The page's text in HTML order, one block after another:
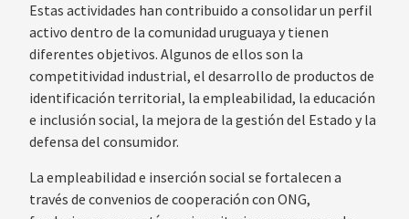
Estas actividades han contribuido a consolidar un perfil
activo dentro de la comunidad uruguaya y tienen
diferentes objetivos. Algunos de ellos son la
competitividad industrial, el desarrollo de productos de
identificación territorial, la empleabilidad, la educación
e inclusión social, la mejora de la gestión del Estado y la
defensa del consumidor.
La empleabilidad e inserción social se fortalecen a
través de convenios de cooperación con ONG,